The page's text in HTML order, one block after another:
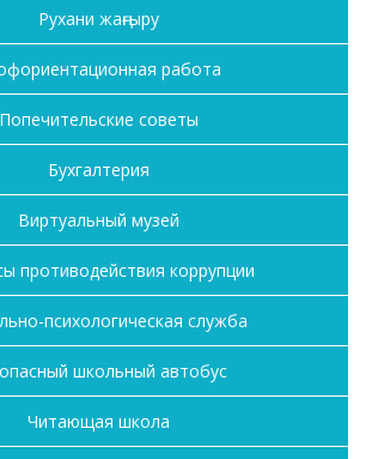
Рухани жаңғыру
работа
Попечительские советы
Бухгалтерия
Виртуальный музей
противодействия коррупции
психологическая служба
школьный автобус
Читающая школа